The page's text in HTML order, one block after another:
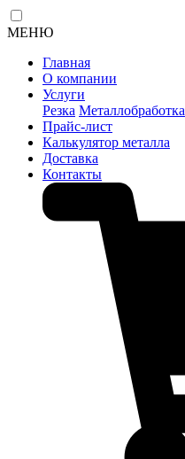
МЕНЮ
Главная
О компании
Услуги
Резка Металлобработка
Прайс-лист
Калькулятор металла
Доставка
Контакты